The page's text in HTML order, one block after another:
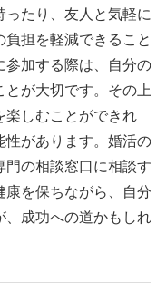
たり、友人と気軽に
担を軽減できること
参加する際は、自分の
が大切です。その上
楽しむことができれ
性があります。婚活の
の相談窓口に相談す
康を保ちながら、自分
、成功への道かもしれ